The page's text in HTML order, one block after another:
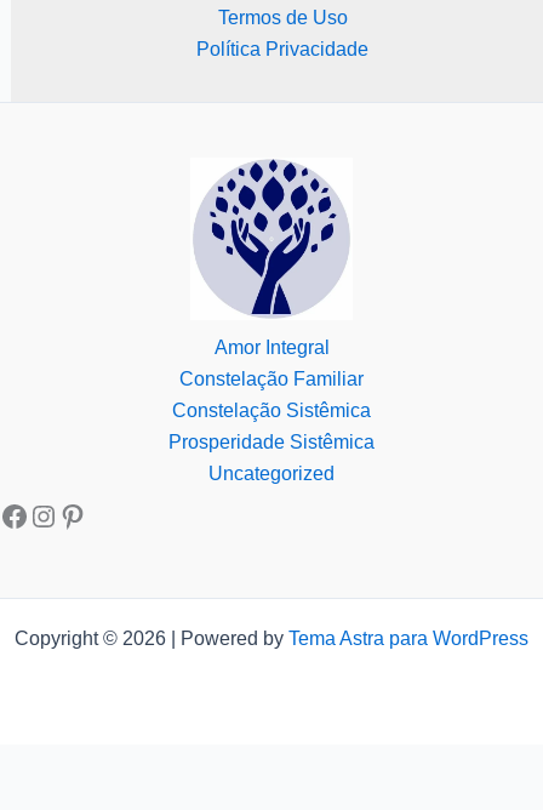
Termos de Uso
Política Privacidade
Amor Integral
Constelação Familiar
Constelação Sistêmica
Prosperidade Sistêmica
Uncategorized
Copyright © 2026 | Powered by Tema Astra para WordPress